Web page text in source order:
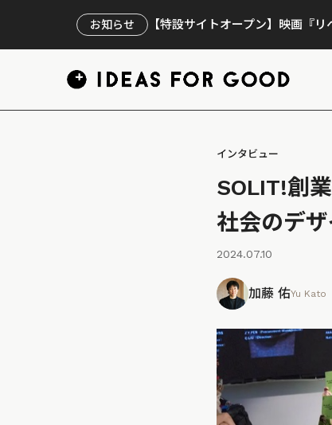
お知らせ 【特設サイトオープン】映画『
インタビュー
SOLIT!創
社会のデ
2024.07.10
加藤 佑Yu Kato